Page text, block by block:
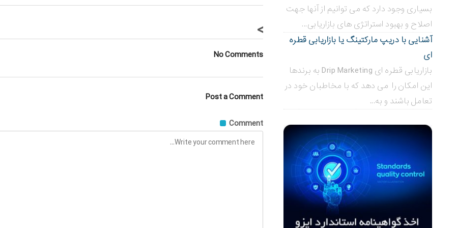
>
No Comments
Post a Comment
Comment
بسیاری وجود دارد که می توانیم از آنها جهت
اصلاح و بهبود استراتژی های بازاریابی...
آشنایی با دریپ مارکتینگ یا بازاریابی قطره
ای
بازاریابی قطره ای Drip Marketing به برندها
این امکان را می دهد که با مخاطبان خود در
تعامل باشند و به...